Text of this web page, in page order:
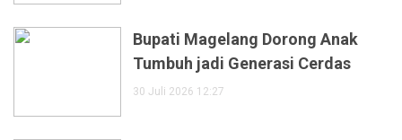
Bupati Magelang Dorong Anak
Tumbuh jadi Generasi Cerdas
30 Juli 2026 12:27